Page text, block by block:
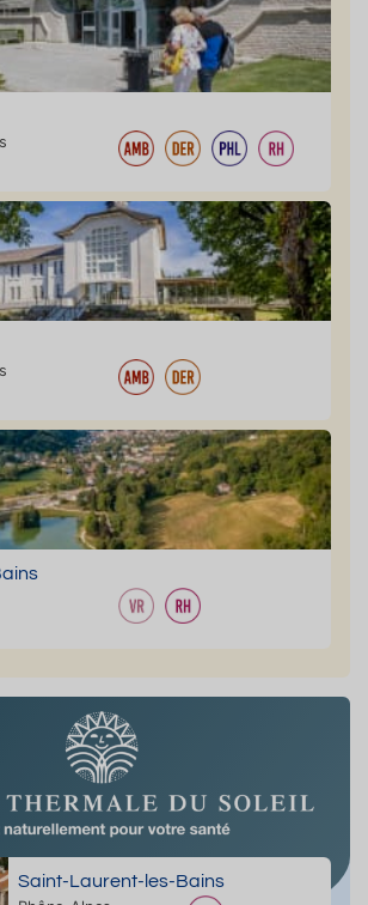
Saint-Laurent-les-Bains